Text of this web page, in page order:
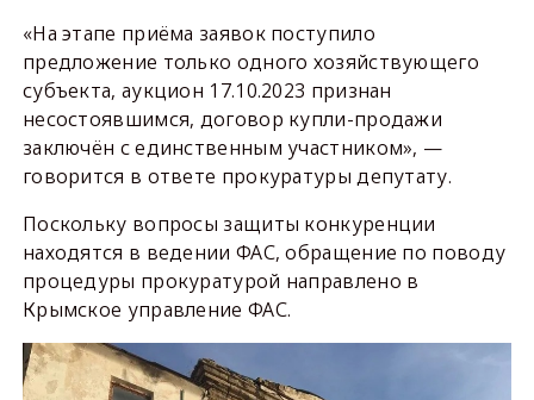
«На этапе приёма заявок поступило
предложение только одного хозяйствующего
субъекта, аукцион 17.10.2023 признан
несостоявшимся, договор купли-продажи
заключён с единственным участником», —
говорится в ответе прокуратуры депутату.
Поскольку вопросы защиты конкуренции
находятся в ведении ФАС, обращение по поводу
процедуры прокуратурой направлено в
Крымское управление ФАС.